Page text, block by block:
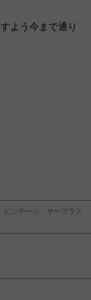
ビンテージ、サープラス
よう今まで通り